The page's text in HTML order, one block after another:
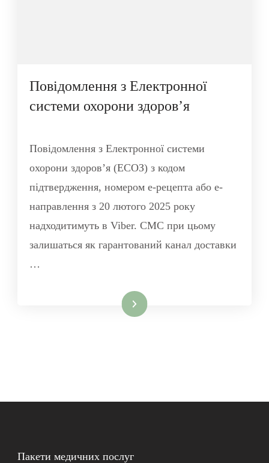
Повідомлення з Електронної
системи охорони здоровʼя
Повідомлення з Електронної системи
охорони здоровʼя (ЕСОЗ) з кодом
підтвердження, номером е-рецепта або е-
направлення з 20 лютого 2025 року
надходитимуть в Viber. СМС при цьому
залишаться як гарантований канал доставки
…
Читати далі
Пакети медичних послуг